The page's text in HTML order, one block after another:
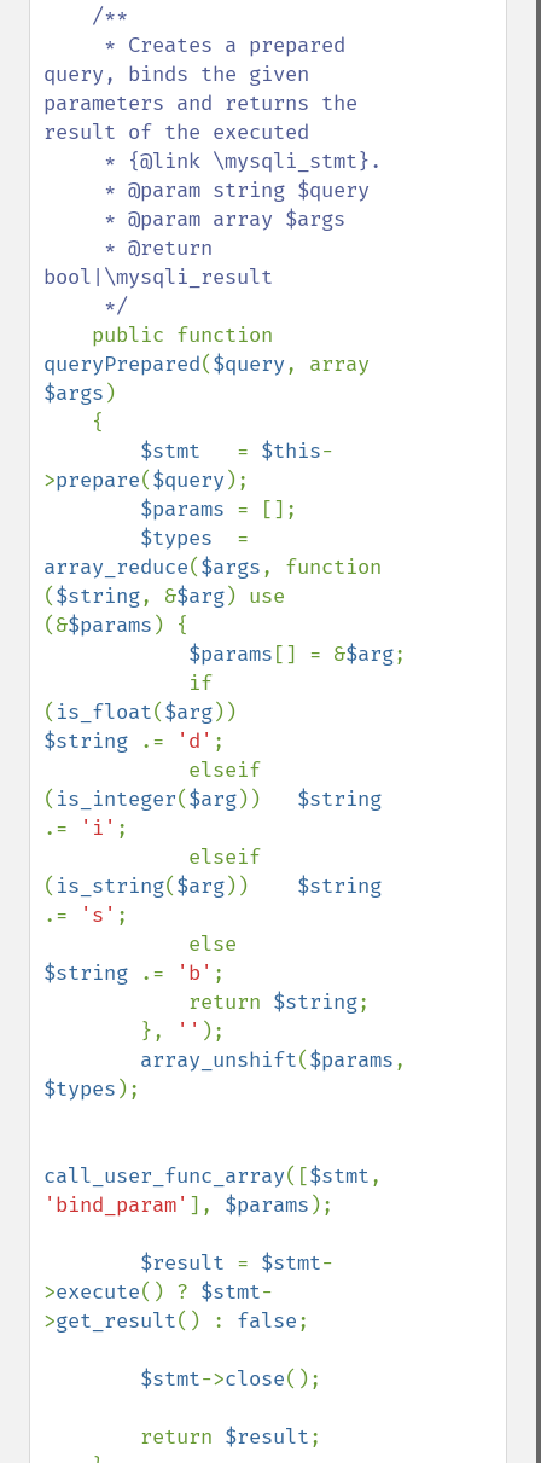
/**
query, binds the given
parameters and returns the
result of the executed
bool|\mysqli_result
queryPrepared($query
$args )
$stmt = $this-
>prepare($query );
$params = [];
$types
array_reduce($args, function
($string, &$arg) use
(&$params ) {
$params [] = &$arg;
( is_float($arg
$string
.= 'd' ;
( is_integer($arg))
.=
'i' ;
( is_string($arg))
.=
's' ;
$string
.= 'b' ;
            return
$string;
        },
'' );
array_unshift($params
$types );
call_user_func_array([$stmt
'bind_param' ], $params );
$result = $stmt-
>execute() ? $stmt-
>get_result() : false;
$stmt->close();
        return
$result;